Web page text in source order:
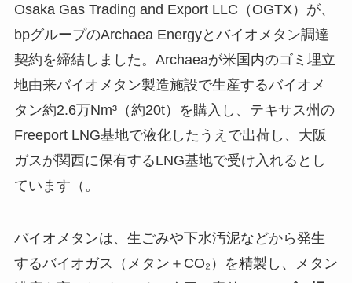
Osaka Gas Trading and Export LLC（OGTX）が、
bpグループのArchaea Energyとバイオメタン調達
契約を締結しました。Archaeaが米国内のゴミ埋立
地由来バイオメタン製造施設で生産するバイオメ
タン約2.6万Nm³（約20t）を購入し、テキサス州の
Freeport LNG基地で液化したうえで出荷し、大阪
ガスが関西に保有するLNG基地で受け入れるとし
ています（。
バイオメタンは、生ごみや下水汚泥などから発生
するバイオガス（メタン＋CO₂）を精製し、メタン